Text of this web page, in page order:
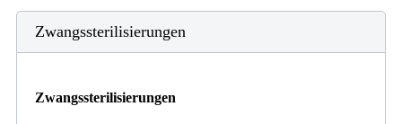
Zwangssterilisierungen
Zwangssterilisierungen